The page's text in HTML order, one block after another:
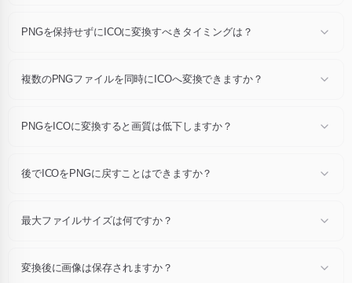
タデータ）を定義しています。PNGをICOに変換すると、同じ視覚的コ
PNGを保持せずにICOに変換すべきタイミングは？
明度が必要、公開プラットフォームが指定する形式が必要、といった場
複数のPNGファイルを同時にICOへ変換できますか？
てICOに書き出せます。個別ダウンロードもZIP一括ダウンロードも可
PNGをICOに変換すると画質は低下しますか？
を書き込みます。追加の再圧縮はなく、通常の表示サイズでは元画像と
後でICOをPNGに戻すことはできますか？
ダーでピクセルが書き換えられるため、忠実度が重要な場合は往復変換
最大ファイルサイズは何ですか？
変換後に画像は保存されますか？